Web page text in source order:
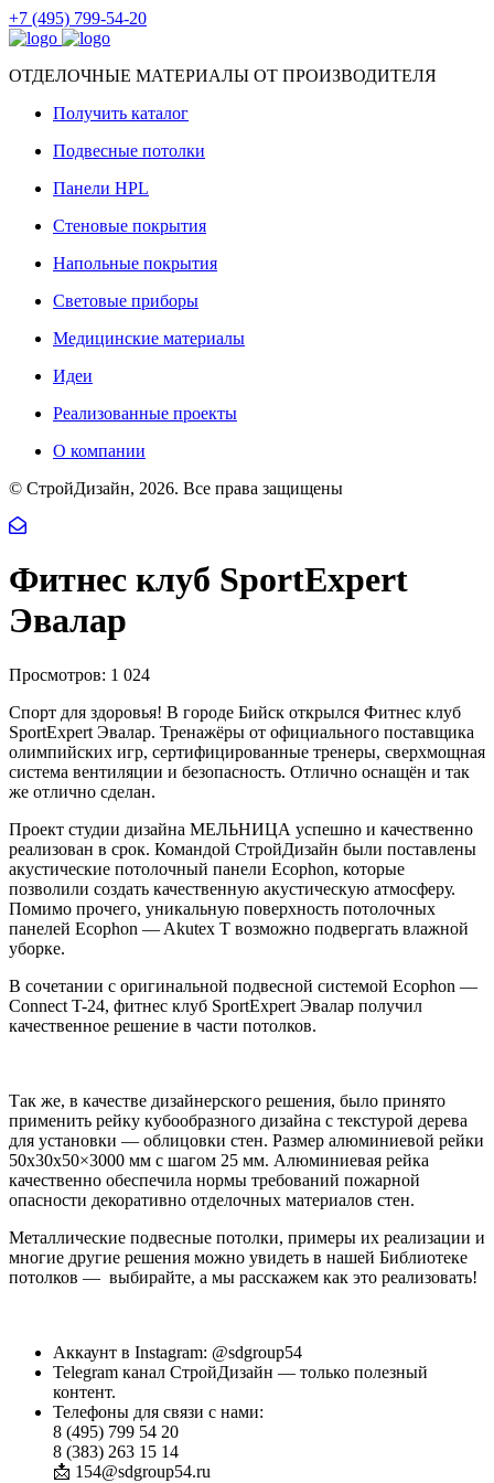
+7 (495) 799-54-20
ОТДЕЛОЧНЫЕ МАТЕРИАЛЫ ОТ ПРОИЗВОДИТЕЛЯ
Получить каталог
Подвесные потолки
Панели HPL
Стеновые покрытия
Напольные покрытия
Световые приборы
Медицинские материалы
Идеи
Реализованные проекты
О компании
© СтройДизайн, 2026. Все права защищены
Фитнес клуб SportExpert
Эвалар
Просмотров: 1 024
Спорт для здоровья! В городе Бийск открылся Фитнес клуб
SportExpert Эвалар. Тренажёры от официального поставщика
олимпийских игр, сертифицированные тренеры, сверхмощная
система вентиляции и безопасность. Отлично оснащён и так
же отлично сделан.
Проект студии дизайна МЕЛЬНИЦА успешно и качественно
реализован в срок. Командой СтройДизайн были поставлены
акустические потолочный панели Ecophon, которые
позволили создать качественную акустическую атмосферу.
Помимо прочего, уникальную поверхность потолочных
панелей Ecophon — Akutex T возможно подвергать влажной
уборке.
В сочетании с оригинальной подвесной системой Ecophon —
Connect T-24, фитнес клуб SportExpert Эвалар получил
качественное решение в части потолков.
Так же, в качестве дизайнерского решения, было принято
применить рейку кубообразного дизайна с текстурой дерева
для установки — облицовки стен. Размер алюминиевой рейки
50х30х50×3000 мм с шагом 25 мм. Алюминиевая рейка
качественно обеспечила нормы требований пожарной
опасности декоративно отделочных материалов стен.
Металлические подвесные потолки, примеры их реализации и
многие другие решения можно увидеть в нашей Библиотеке
потолков — выбирайте, а мы расскажем как это реализовать!
Аккаунт в Instagram: @sdgroup54
Telegram канал СтройДизайн — только полезный
контент.
Телефоны для связи с нами:
8 (495) 799 54 20
8 (383) 263 15 14
📩 154@sdgroup54.ru